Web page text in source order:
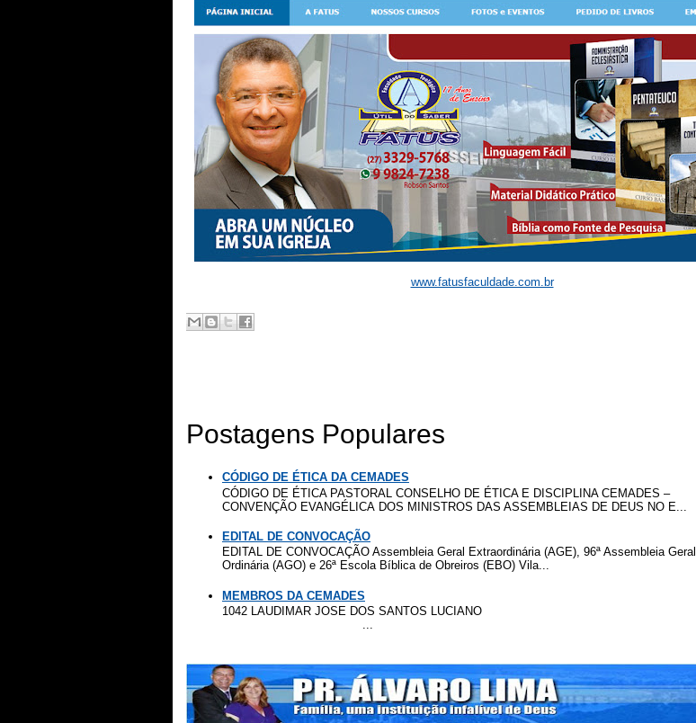
www.fatusfaculdade.com.br
Postagens Populares
CÓDIGO DE ÉTICA DA CEMADES
CÓDIGO DE ÉTICA PASTORAL CONSELHO DE ÉTICA E DISCIPLINA CEMADES –
CONVENÇÃO EVANGÉLICA DOS MINISTROS DAS ASSEMBLEIAS DE DEUS NO E...
EDITAL DE CONVOCAÇÃO
EDITAL DE CONVOCAÇÃO Assembleia Geral Extraordinária (AGE), 96ª Assembleia Geral
Ordinária (AGO) e 26ª Escola Bíblica de Obreiros (EBO) Vila...
MEMBROS DA CEMADES
1042 LAUDIMAR JOSE DOS SANTOS LUCIANO
...